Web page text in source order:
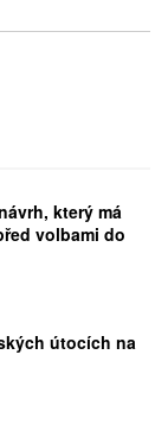
který má
volbami do
útocích na